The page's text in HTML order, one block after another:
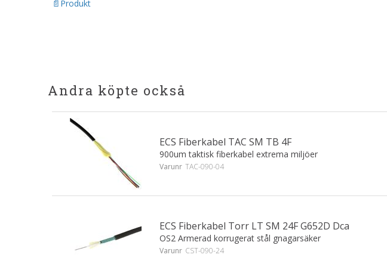
Produkt
Andra köpte också
ECS Fiberkabel TAC SM TB 4F
900um taktisk fiberkabel extrema miljöer
Varunr TAC-090-04
ECS Fiberkabel Torr LT SM 24F G652D Dca
OS2 Armerad korrugerat stål gnagarsäker
Varunr CST-090-24